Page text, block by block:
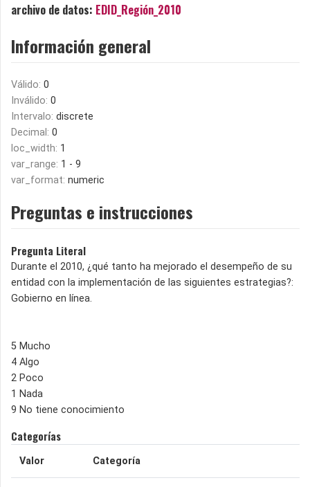
archivo de datos: EDID_Región_2010
Información general
Válido: 0
Inválido: 0
Intervalo: discrete
Decimal: 0
loc_width: 1
var_range: 1 - 9
var_format: numeric
Preguntas e instrucciones
Pregunta Literal
Durante el 2010, ¿qué tanto ha mejorado el desempeño de su
entidad con la implementación de las siguientes estrategias?:
Gobierno en línea.
5 Mucho
4 Algo
2 Poco
1 Nada
9 No tiene conocimiento
Categorías
Valor Categoría